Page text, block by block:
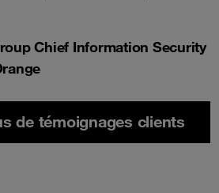
Chief Information Security
de témoignages clients